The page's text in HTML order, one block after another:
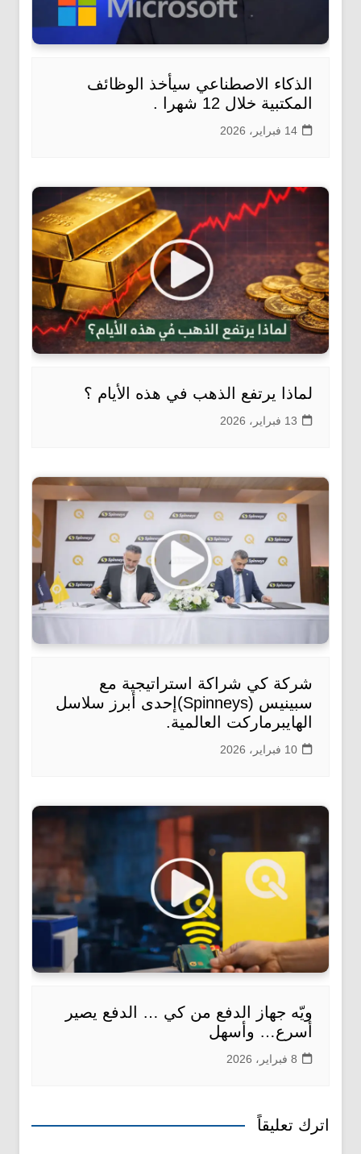
الذكاء الاصطناعي سيأخذ الوظائف
المكتبية خلال 12 شهرا .
14 فبراير، 2026
لماذا يرتفع الذهب في هذه الأيام ؟
13 فبراير، 2026
شركة كي شراكة استراتيجية مع
سبينيس (Spinneys)إحدى أبرز سلاسل
الهايبرماركت العالمية.
10 فبراير، 2026
ويّه جهاز الدفع من كي … الدفع يصير
أسرع… وأسهل
8 فبراير، 2026
اترك تعليقاً